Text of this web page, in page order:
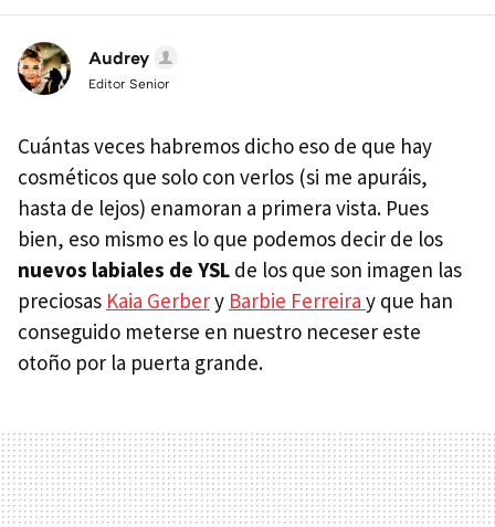
Audrey
Editor Senior
Cuántas veces habremos dicho eso de que hay
cosméticos que solo con verlos (si me apuráis,
hasta de lejos) enamoran a primera vista. Pues
bien, eso mismo es lo que podemos decir de los
nuevos labiales de YSL de los que son imagen las
preciosas Kaia Gerbery Barbie Ferreira y que han
conseguido meterse en nuestro neceser este
otoño por la puerta grande.